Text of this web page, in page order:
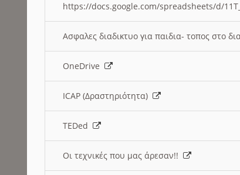
https://docs.google.com/spreadsheets/d/
Ασφαλες διαδικτυο για παιδια- τοπος στο
OneDrive
ICAP (Δραστηριότητα)
TEDed
Οι τεχνικές που μας άρεσαν!!